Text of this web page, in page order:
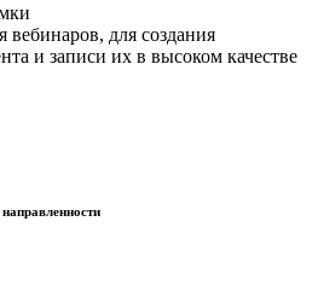
вебинаров, для создания
и записи их в высоком качестве